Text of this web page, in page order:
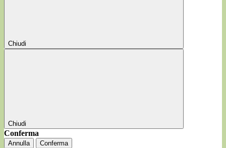
Chiudi
Chiudi
Conferma
Annulla Conferma